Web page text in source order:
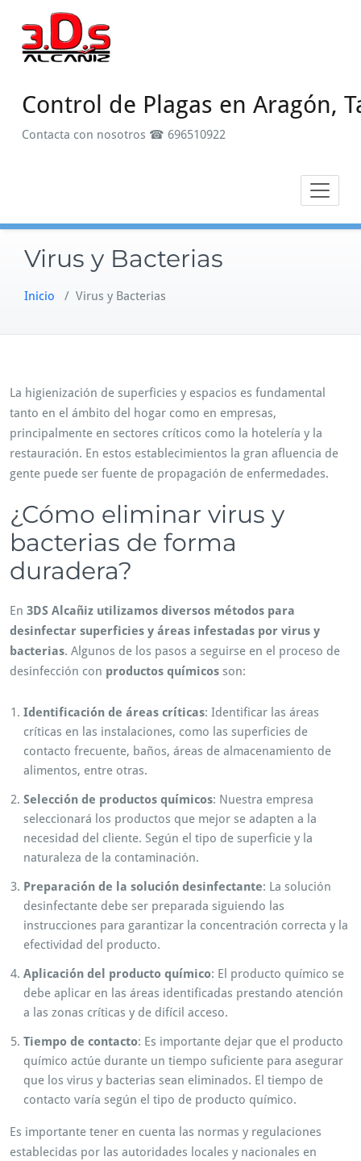
contenido
Control de Plagas en Aragón,
Contacta con nosotros ☎ 696510922
Virus y Bacterias
Inicio / Virus y Bacterias
La higienización de superficies y espacios es fundamental
tanto en el ámbito del hogar como en empresas,
principalmente en sectores críticos como la hotelería y la
restauración. En estos establecimientos la gran afluencia de
gente puede ser fuente de propagación de enfermedades.
¿Cómo eliminar virus y
bacterias de forma
duradera?
En 3DS Alcañiz utilizamos diversos métodos para
desinfectar superficies y áreas infestadas por virus y
bacterias. Algunos de los pasos a seguirse en el proceso de
desinfección con productos químicos son:
Identificación de áreas críticas: Identificar las áreas
críticas en las instalaciones, como las superficies de
contacto frecuente, baños, áreas de almacenamiento de
alimentos, entre otras.
Selección de productos químicos: Nuestra empresa
seleccionará los productos que mejor se adapten a la
necesidad del cliente. Según el tipo de superficie y la
naturaleza de la contaminación.
Preparación de la solución desinfectante: La solución
desinfectante debe ser preparada siguiendo las
instrucciones para garantizar la concentración correcta y la
efectividad del producto.
Aplicación del producto químico: El producto químico se
debe aplicar en las áreas identificadas prestando atención
a las zonas críticas y de difícil acceso.
Tiempo de contacto: Es importante dejar que el producto
químico actúe durante un tiempo suficiente para asegurar
que los virus y bacterias sean eliminados. El tiempo de
contacto varía según el tipo de producto químico.
Es importante tener en cuenta las normas y regulaciones
establecidas por las autoridades locales y nacionales en